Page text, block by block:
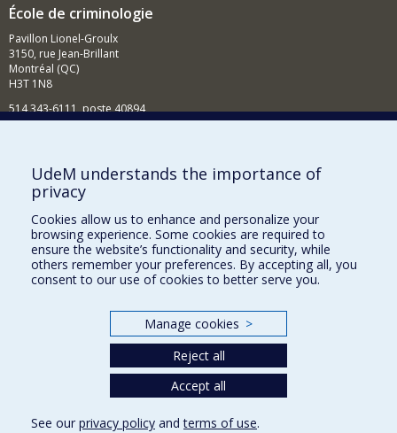
École de criminologie
Pavillon Lionel-Groulx
3150, rue Jean-Brillant
Montréal (QC)
H3T 1N8
514 343-6111, poste 40894
Comment soutenir l'École?
BESOIN D'AIDE?
Plan du site
Signaler une erreur
Accessibilité
Nos départements et écoles
UdeM understands the importance of
privacy
Cookies allow us to enhance and personalize your
browsing experience. Some cookies are required to
ensure the website’s functionality and security, while
others remember your preferences. By accepting all, you
consent to our use of cookies to better serve you.
Manage cookies >
Reject all
Accept all
See our privacy policy andterms of use.